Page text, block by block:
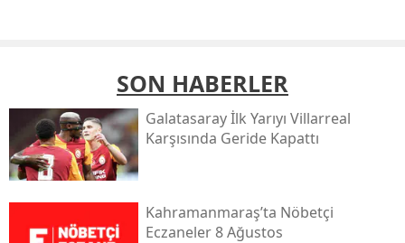
SON HABERLER
Galatasaray İlk Yarıyı Villarreal
Karşısında Geride Kapattı
Kahramanmaraş’ta Nöbetçi
Eczaneler 8 Ağustos